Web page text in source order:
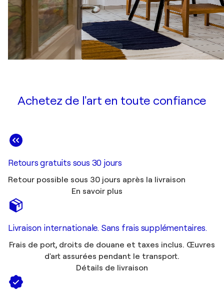
Achetez de l'art en toute confiance
Retours gratuits sous 30 jours
Retour possible sous 30 jours après la livraison
En savoir plus
Livraison internationale. Sans frais supplémentaires.
Frais de port, droits de douane et taxes inclus. Œuvres
d'art assurées pendant le transport.
Détails de livraison